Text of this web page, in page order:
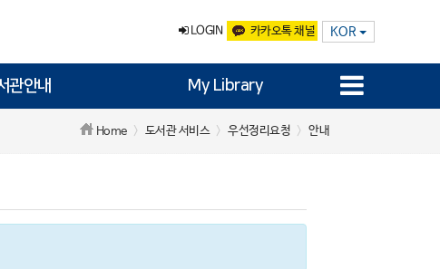
LOGIN 카카오톡 채널 KOR
관안내 My Library
Home 도서관 서비스 우선정리요청 안내